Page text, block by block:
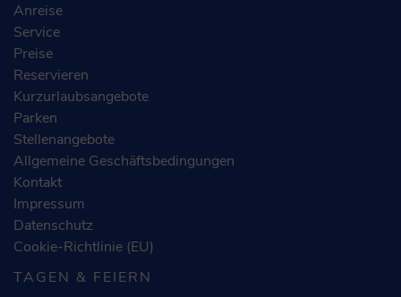
Anreise
Service
Preise
Reservieren
Kurzurlaubsangebote
Parken
Stellenangebote
Allgemeine Geschäftsbedingungen
Kontakt
Impressum
Datenschutz
Cookie-Richtlinie (EU)
TAGEN & FEIERN